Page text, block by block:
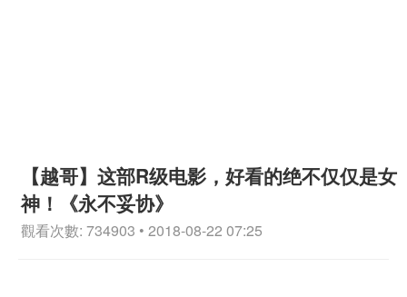
【越哥】这部R级电影，好看的绝不仅仅是女
神！《永不妥协》
觀看次數: 734903 • 2018-08-22 07:25